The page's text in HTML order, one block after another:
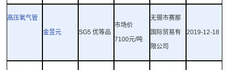
高压氧气管
金昱元
SG5优等品
市场价
7100元/吨
无锡市赛那
国际贸易有
限公司
2019-12-18